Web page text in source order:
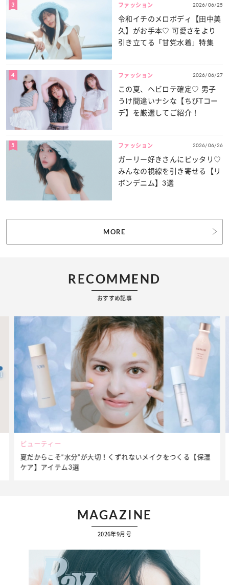
3 ファッション 2026/06/25
令和イチのメロボディ【田中美
久】がお手本♡ 可愛さをより
引き立てる「甘党水着」特集
4 ファッション 2026/06/27
この夏、ヘビロテ確定♡ 男子
うけ間違いナシな【ちびTコー
デ】を厳選してご紹介！
5 ファッション 2026/06/26
ガーリー好きさんにピッタリ♡
みんなの視線を引き寄せる【リ
ボンデニム】3選
MORE
RECOMMEND
おすすめ記事
ビューティー
夏だからこそ“水分”が大切！くずれないメイクをつくる【保湿
ケア】アイテム3選
MAGAZINE
2026年9月号